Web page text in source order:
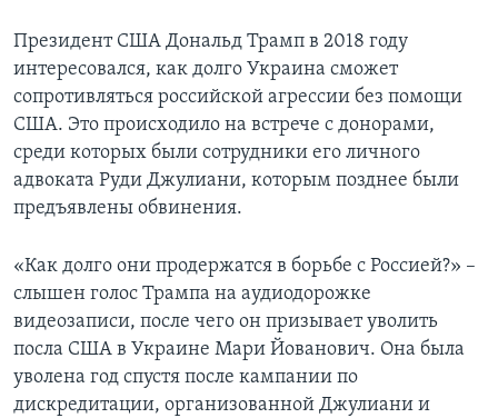
Президент США Дональд Трамп в 2018 году
интересовался, как долго Украина сможет
сопротивляться российской агрессии без помощи
США. Это происходило на встрече с донорами,
среди которых были сотрудники его личного
адвоката Руди Джулиани, которым позднее были
предъявлены обвинения.
«Как долго они продержатся в борьбе с Россией?» –
слышен голос Трампа на аудиодорожке
видеозаписи, после чего он призывает уволить
посла США в Украине Мари Йованович. Она была
уволена год спустя после кампании по
дискредитации, организованной Джулиани и